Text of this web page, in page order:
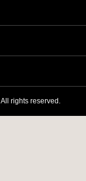
All rights reserved.